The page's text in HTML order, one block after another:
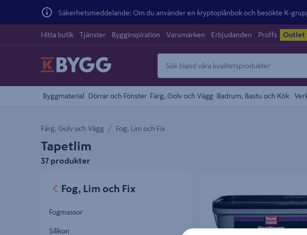
Säkerhetsmeddelande: Om du använder en kryptoplånbok och besökte K-
Hitta butik Tjänster Bygginspiration Varumärken Erbjudanden Proffs Outlet
Byggmaterial Dörrar och Fönster Färg, Golv och Vägg Badrum, Bastu och Kök
Färg, Golv och Vägg Fog, Lim och Fix
Tapetlim
37 produkter
Fog, Lim och Fix
Fogmassor
Silikon